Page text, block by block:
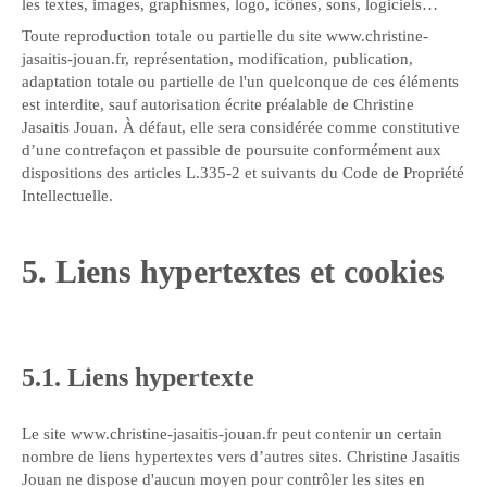
les textes, images, graphismes, logo, icônes, sons, logiciels…
Toute reproduction totale ou partielle du site www.christine-
jasaitis-jouan.fr, représentation, modification, publication,
adaptation totale ou partielle de l'un quelconque de ces éléments
est interdite, sauf autorisation écrite préalable de Christine
Jasaitis Jouan. À défaut, elle sera considérée comme constitutive
d’une contrefaçon et passible de poursuite conformément aux
dispositions des articles L.335-2 et suivants du Code de Propriété
Intellectuelle.
5. Liens hypertextes et cookies
5.1. Liens hypertexte
Le site www.christine-jasaitis-jouan.fr peut contenir un certain
nombre de liens hypertextes vers d’autres sites. Christine Jasaitis
Jouan ne dispose d'aucun moyen pour contrôler les sites en